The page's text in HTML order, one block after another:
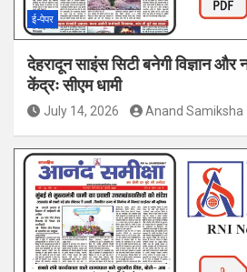
ई-पेपर
देहरादून साइंस सिटी बनेगी विज्ञान और
केंद्रः सीएम धामी
July 14, 2026 Anand Samiksha